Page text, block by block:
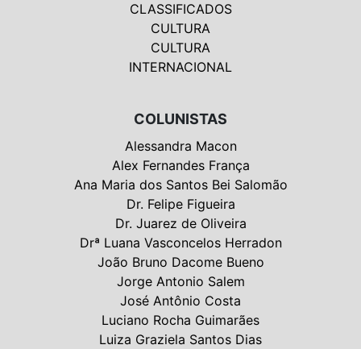
CLASSIFICADOS
CULTURA
CULTURA
INTERNACIONAL
COLUNISTAS
Alessandra Macon
Alex Fernandes França
Ana Maria dos Santos Bei Salomão
Dr. Felipe Figueira
Dr. Juarez de Oliveira
Drª Luana Vasconcelos Herradon
João Bruno Dacome Bueno
Jorge Antonio Salem
José Antônio Costa
Luciano Rocha Guimarães
Luiza Graziela Santos Dias